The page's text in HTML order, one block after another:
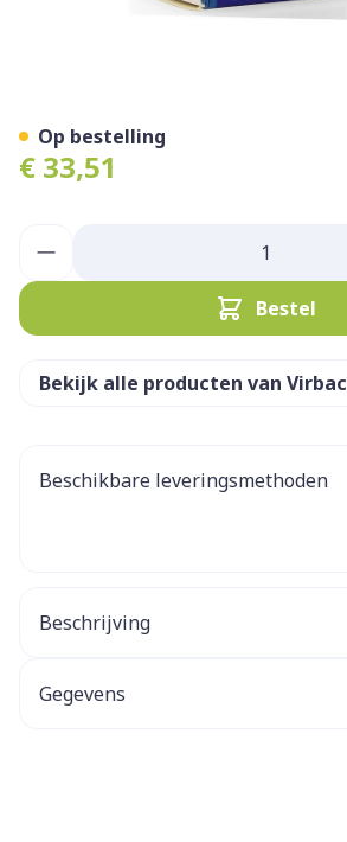
€ 33,51
Bestel
Op bestelling
Bekijk alle producten van Virbac
Beschikbare leveringsmethoden
Beschrijving
Gegevens